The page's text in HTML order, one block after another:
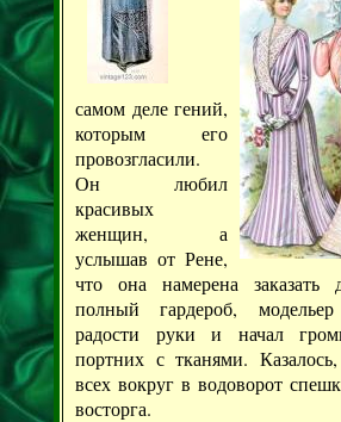
самом деле гений,
которым его
провозгласили.
Он любил
красивых
женщин, а
услышав от Рене,
что она намерена заказать
полный гардероб,
радости руки и начал
портних с тканями.
всех вокруг в водоворот
восторга.